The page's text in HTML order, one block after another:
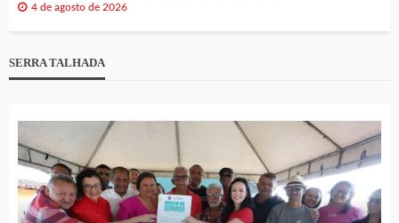
4 de agosto de 2026
SERRA TALHADA